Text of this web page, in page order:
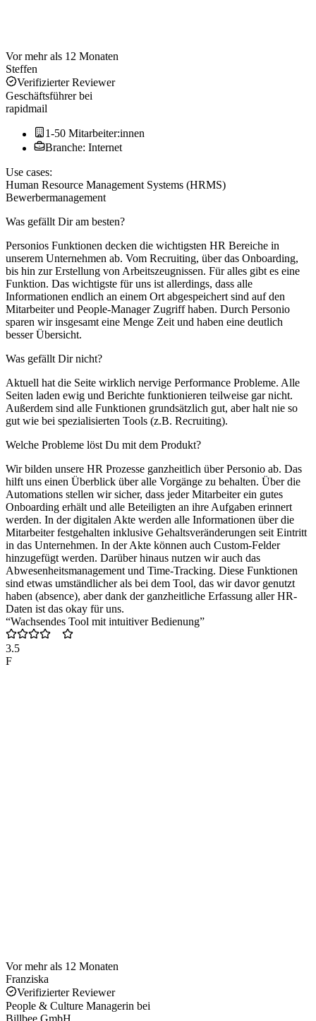
Vor mehr als 12 Monaten
Steffen
Verifizierter Reviewer
Geschäftsführerbei
rapidmail
1-50 Mitarbeiter:innen
Branche: Internet
Use cases:
Human Resource Management Systems (HRMS)
Bewerbermanagement
Was gefällt Dir am besten?
Personios Funktionen decken die wichtigsten HR Bereiche in
unserem Unternehmen ab. Vom Recruiting, über das Onboarding,
bis hin zur Erstellung von Arbeitszeugnissen. Für alles gibt es eine
Funktion. Das wichtigste für uns ist allerdings, dass alle
Informationen endlich an einem Ort abgespeichert sind auf den
Mitarbeiter und People-Manager Zugriff haben. Durch Personio
sparen wir insgesamt eine Menge Zeit und haben eine deutlich
besser Übersicht.
Was gefällt Dir nicht?
Aktuell hat die Seite wirklich nervige Performance Probleme. Alle
Seiten laden ewig und Berichte funktionieren teilweise gar nicht.
Außerdem sind alle Funktionen grundsätzlich gut, aber halt nie so
gut wie bei spezialisierten Tools (z.B. Recruiting).
Welche Probleme löst Du mit dem Produkt?
Wir bilden unsere HR Prozesse ganzheitlich über Personio ab. Das
hilft uns einen Überblick über alle Vorgänge zu behalten. Über die
Automations stellen wir sicher, dass jeder Mitarbeiter ein gutes
Onboarding erhält und alle Beteiligten an ihre Aufgaben erinnert
werden. In der digitalen Akte werden alle Informationen über die
Mitarbeiter festgehalten inklusive Gehaltsveränderungen seit Eintritt
in das Unternehmen. In der Akte können auch Custom-Felder
hinzugefügt werden. Darüber hinaus nutzen wir auch das
Abwesenheitsmanagement und Time-Tracking. Diese Funktionen
sind etwas umständlicher als bei dem Tool, das wir davor genutzt
haben (absence), aber dank der ganzheitliche Erfassung aller HR-
Daten ist das okay für uns.
“Wachsendes Tool mit intuitiver Bedienung”
3.5
F
Vor mehr als 12 Monaten
Franziska
Verifizierter Reviewer
People & Culture Managerin bei